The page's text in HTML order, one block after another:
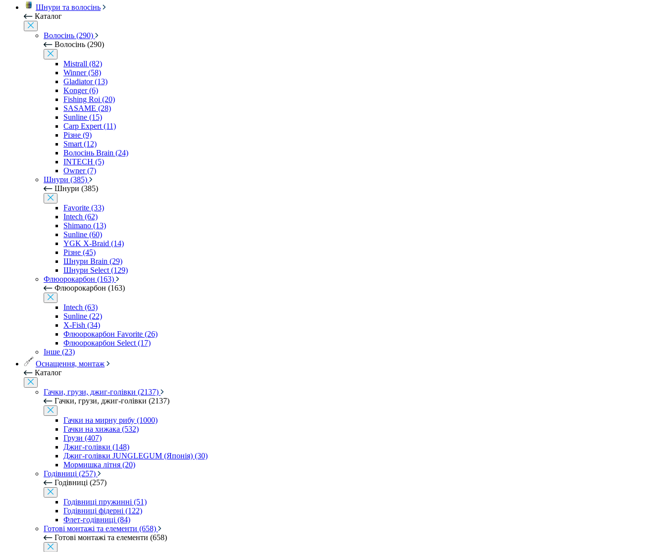
Шнури та волосінь
Каталог
Волосінь (290)
Волосінь (290)
Mistrall (82)
Winner (58)
Gladiator (13)
Konger (6)
Fishing Roi (20)
SASAME (28)
Sunline (15)
Carp Expert (11)
Різне (9)
Smart (12)
Волосінь Brain (24)
INTECH (5)
Owner (7)
Шнури (385)
Шнури (385)
Favorite (33)
Intech (62)
Shimano (13)
Sunline (60)
YGK X-Braid (14)
Різне (45)
Шнури Brain (29)
Шнури Select (129)
Флюорокарбон (163)
Флюорокарбон (163)
Intech (63)
Sunline (22)
X-Fish (34)
Флюорокарбон Favorite (26)
Флюорокарбон Select (17)
Інше (23)
Оснащення, монтаж
Каталог
Гачки, грузи, джиг-голівки (2137)
Гачки, грузи, джиг-голівки (2137)
Гачки на мирну рибу (1000)
Гачки на хижака (532)
Грузи (407)
Джиг-голівки (148)
Джиг-голівки JUNGLEGUM (Японія) (30)
Мормишка літня (20)
Годівниці (257)
Годівниці (257)
Годівниці пружинні (51)
Годівниці фідерні (122)
Флет-годівниці (84)
Готові монтажі та елементи (658)
Готові монтажі та елементи (658)